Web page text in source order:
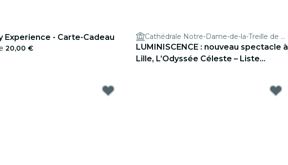
Experience - Carte-Cadeau
20,00 €
Cathédrale Notre-Dame-de-la-Treille de Lille
LUMINISCENCE : nouveau spectacle à
Lille, L’Odyssée Céleste – Liste